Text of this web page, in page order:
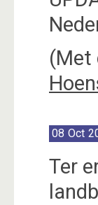
(Met
08 Oct
Ter